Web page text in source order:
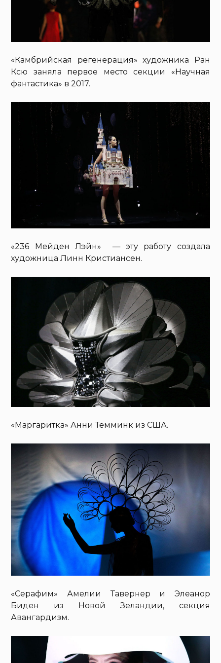
«Камбрийская регенерация» художника Ран
Ксю заняла первое место секции «Научная
фантастика» в 2017.
«236 Мейден Лэйн» — эту работу создала
художница Линн Кристиансен.
«Маргаритка» Анни Темминк из США.
«Серафим» Амелии Тавернер и Элеанор
Биден из Новой Зеландии, секция
Авангардизм.